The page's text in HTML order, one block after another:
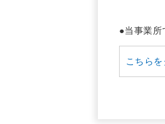
●当事業所
こちら